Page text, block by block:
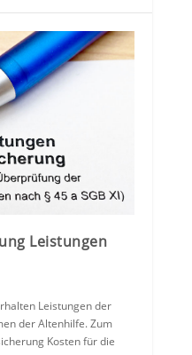
Leistungen
Leistungen der
der Altenhilfe. Zum
Kosten für die